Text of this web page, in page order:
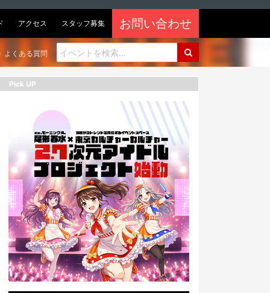
アクセス スタッフ募集 お問い合わせ
よくある質問
Pick UP